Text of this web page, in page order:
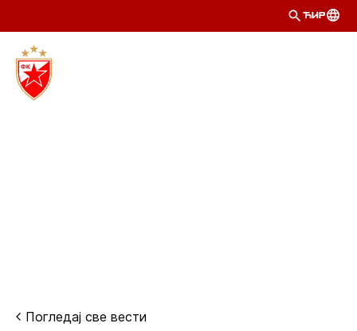
ЋИР
Погледај све вести